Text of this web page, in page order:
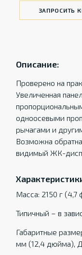
ЗАПРОСИТЬ
Описание:
Проверено на
Увеличенная
одноосевыми
рычагами и
Возможна
видимый ЖК-
Масса: 2150 г (4,7
Типичный – в
Габаритные
мм (12,4 дюйма),